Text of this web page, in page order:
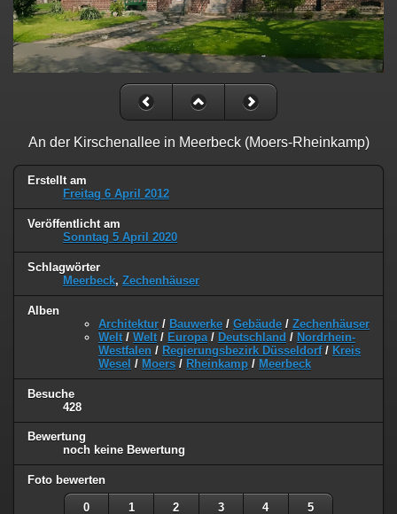
An der Kirschenallee in Meerbeck (Moers-Rheinkamp)
Erstellt am
Freitag 6 April 2012
Veröffentlicht am
Sonntag 5 April 2020
Schlagwörter
Meerbeck, Zechenhäuser
Alben
Architektur / Bauwerke / Gebäude / Zechenhäuser
Welt / Welt / Europa / Deutschland / Nordrhein-
Westfalen / Regierungsbezirk Düsseldorf/ Kreis
Wesel / Moers / Rheinkamp / Meerbeck
Besuche
428
Bewertung
noch keine Bewertung
Foto bewerten
0 1 2 3 4 5